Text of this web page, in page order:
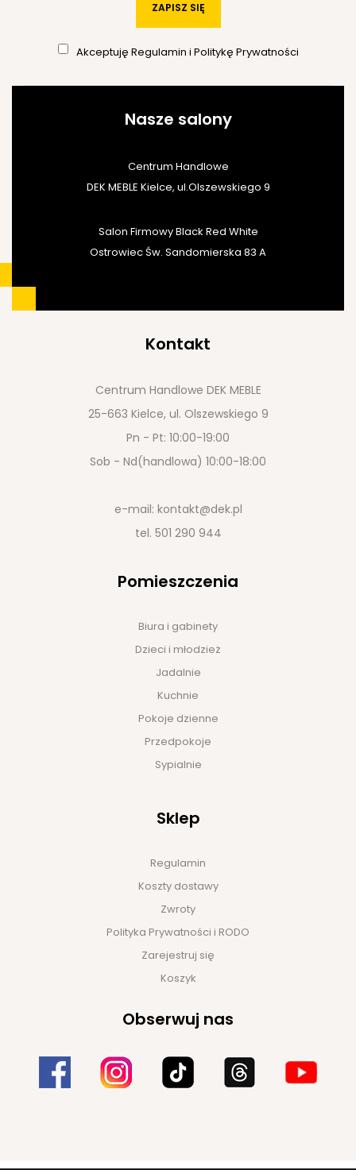
ZAPISZ SIĘ
Akceptuję Regulamin i Politykę Prywatności
Nasze salony
Centrum Handlowe
DEK MEBLE Kielce, ul.Olszewskiego 9
Salon Firmowy Black Red White
Ostrowiec Św. Sandomierska 83 A
Kontakt
Centrum Handlowe DEK MEBLE
25-663 Kielce, ul. Olszewskiego 9
Pn - Pt: 10:00-19:00
Sob - Nd(handlowa) 10:00-18:00
e-mail: kontakt@dek.pl
tel. 501 290 944
Pomieszczenia
Biura i gabinety
Dzieci i młodzież
Jadalnie
Kuchnie
Pokoje dzienne
Przedpokoje
Sypialnie
Sklep
Regulamin
Koszty dostawy
Zwroty
Polityka Prywatności i RODO
Zarejestruj się
Koszyk
Obserwuj nas